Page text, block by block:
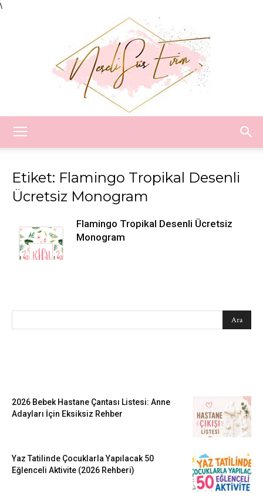
\
Süs
Etiket: Flamingo Tropikal Desenli
Ücretsiz Monogram
Flamingo Tropikal Desenli Ücretsiz
Monogram
2026 Bebek Hastane Çantası Listesi: Anne
Adayları İçin Eksiksiz Rehber
Yaz Tatilinde Çocuklarla Yapılacak 50
Eğlenceli Aktivite (2026 Rehberi)